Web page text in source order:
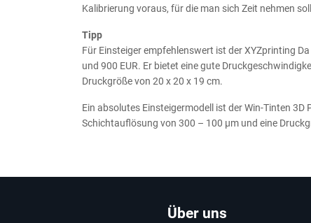
Kalibrierung voraus, für die man sich Zeit nehmen
Tipp
Für Einsteiger empfehlenswert ist der XYZprinting
und 900 EUR. Er bietet eine gute
Druckgröße von 20 x 20 x 19 cm.
Ein absolutes Einsteigermodell ist der Win-Tinten
Schichtauflösung von 300 – 100 µm und eine
Über uns